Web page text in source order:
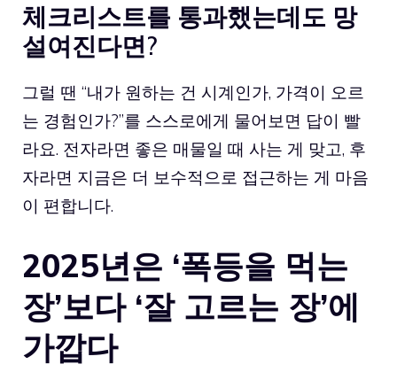
체크리스트를 통과했는데도 망
설여진다면?
그럴 땐 “내가 원하는 건 시계인가, 가격이 오르
는 경험인가?”를 스스로에게 물어보면 답이 빨
라요. 전자라면 좋은 매물일 때 사는 게 맞고, 후
자라면 지금은 더 보수적으로 접근하는 게 마음
이 편합니다.
2025년은 ‘폭등을 먹는
장’보다 ‘잘 고르는 장’에
가깝다